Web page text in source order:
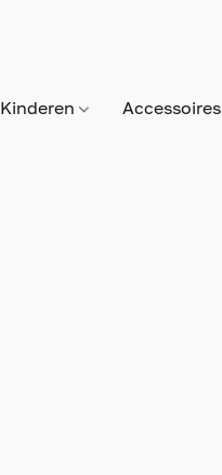
Kinderen Accessoires